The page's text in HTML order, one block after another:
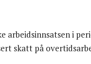
i
skatt på